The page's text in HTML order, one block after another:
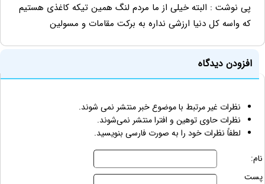
پی نوشت : البته خیلی از ما مردم لنگ همین تیکه کاغذی هستیم
که واسه کل دنیا ارزشی نداره به برکت مقامات و مسولین
افزودن دیدگاه
نظرات غیر مرتبط با موضوع خبر منتشر نمی شوند.
نظرات حاوی توهین و افترا منتشر نمی‌شوند.
لطفاً نظرات خود را به صورت فارسی بنویسید.
نام:
پست